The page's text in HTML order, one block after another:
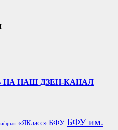
НАШ ДЗЕН-КАНАЛ
«ЯКласс» БФУ БФУ им.